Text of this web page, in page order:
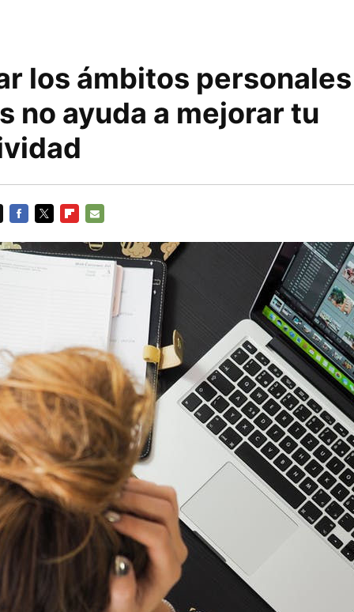
los ámbitos
no ayuda a mejorar tu
MAIL